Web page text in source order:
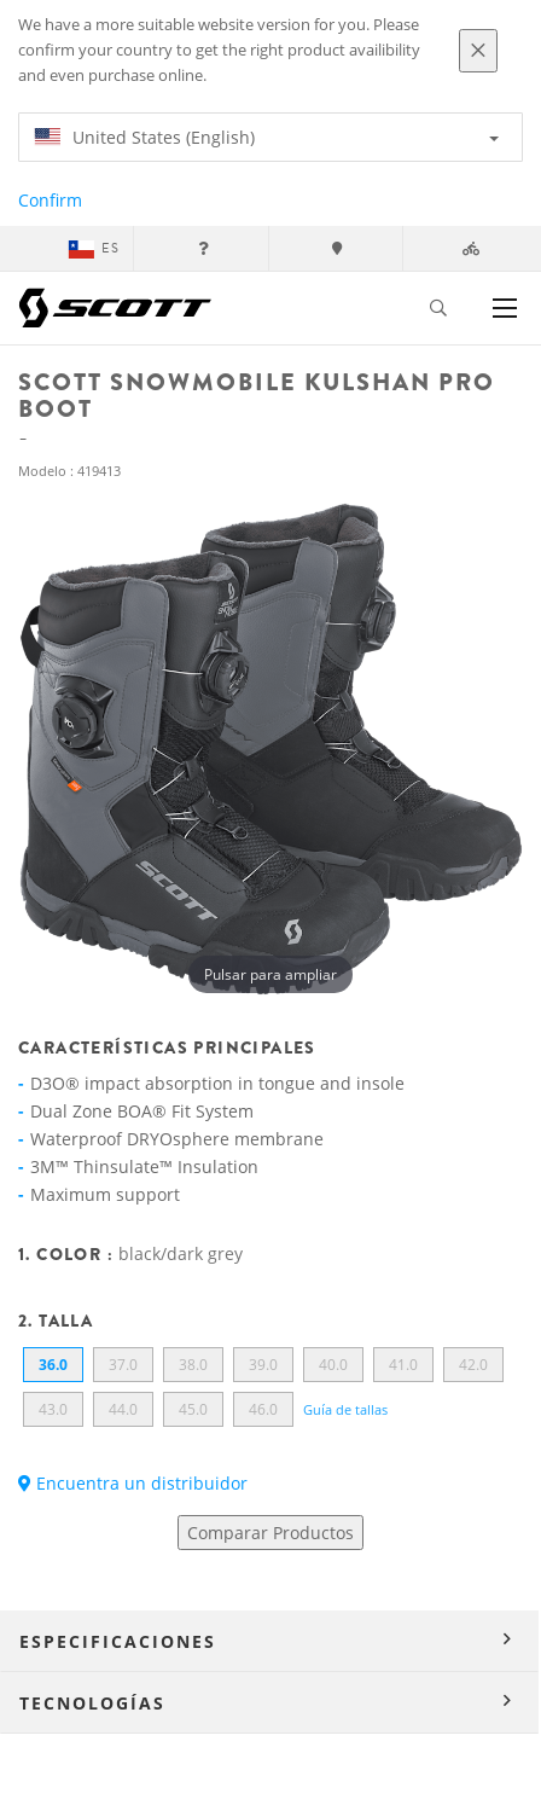
We have a more suitable website version for you. Please
confirm your country to get the right product availibility
and even purchase online.
United States (English)
Confirm
ES
SCOTT SNOWMOBILE KULSHAN PRO
BOOT
Modelo : 419413
Pulsar para ampliar
CARACTERÍSTICAS PRINCIPALES
D3O® impact absorption in tongue and insole
Dual Zone BOA® Fit System
Waterproof DRYOsphere membrane
3M™ Thinsulate™ Insulation
Maximum support
1. COLOR : black/dark grey
2. TALLA
36.0 37.0 38.0 39.0 40.0 41.0 42.0
43.0 44.0 45.0 46.0 Guía de tallas
Encuentra un distribuidor
Comparar Productos
ESPECIFICACIONES
TECNOLOGÍAS